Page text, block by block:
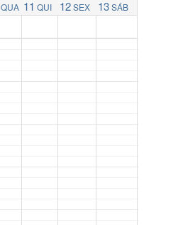
QUA 11 QUI 12SEX 13SÁB